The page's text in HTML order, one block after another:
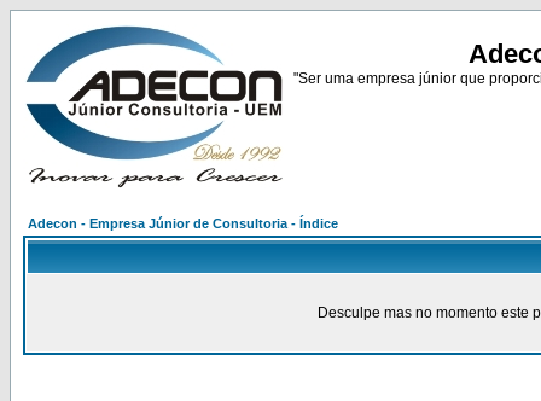
"Ser uma empresa júnior que
Adecon - Empresa Júnior de Consultoria - Índice
Desculpe mas no momento este